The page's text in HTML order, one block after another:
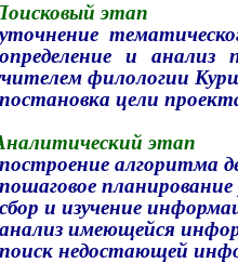
этап
и анализ
филологии
цели
этап
алгоритма
и изучение
имеющейся
недостающей